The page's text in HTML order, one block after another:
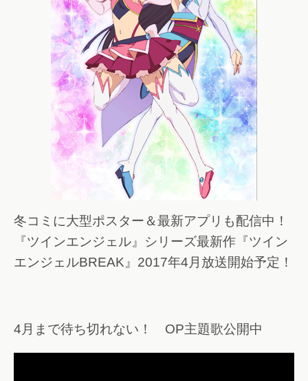
冬コミに大型ポスター＆最新アプリも配信中！
『ツインエンジェル』シリーズ最新作『ツイン
エンジェルBREAK』2017年4月放送開始予定！
4月まで待ち切れない！ OP主題歌公開中